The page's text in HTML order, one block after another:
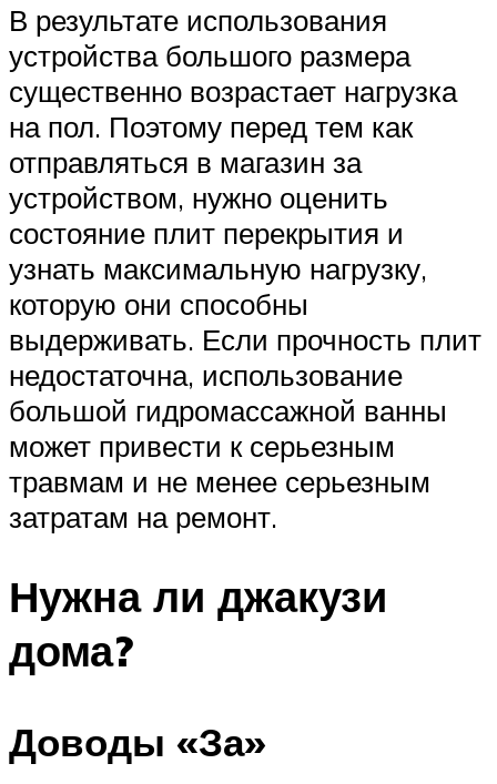
В результате использования
устройства большого размера
существенно возрастает нагрузка
на пол. Поэтому перед тем как
отправляться в магазин за
устройством, нужно оценить
состояние плит перекрытия и
узнать максимальную нагрузку,
которую они способны
выдерживать. Если прочность плит
недостаточна, использование
большой гидромассажной ванны
может привести к серьезным
травмам и не менее серьезным
затратам на ремонт.
Нужна ли джакузи
дома?
Доводы «За»